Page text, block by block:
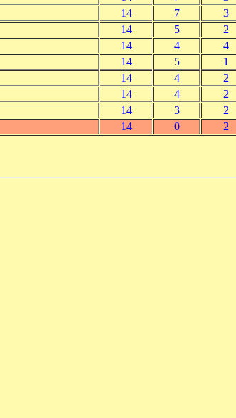
14 7 3
14 5 2
14 4 4
14 5 1
14 4 2
14 4 2
14 3 2
14 0 2